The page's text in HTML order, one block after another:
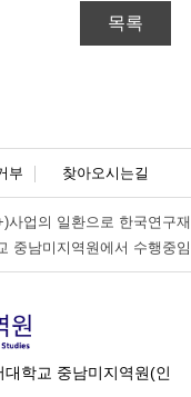
목록
부 찾아오시는길
사업의 일환으로 한국연구재
중남미지역원에서 수행중임
학교 중남미지역원(인